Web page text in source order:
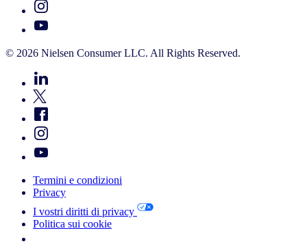
© 2026 Nielsen Consumer LLC. All Rights Reserved.
Termini e condizioni
Privacy
I vostri diritti di privacy
Politica sui cookie